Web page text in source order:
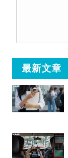
最新文章